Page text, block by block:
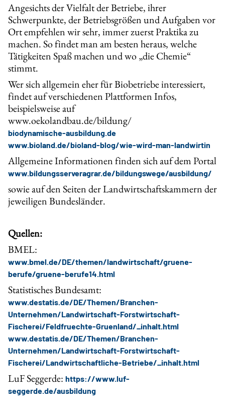
Angesichts der Vielfalt der Betriebe, ihrer
Schwerpunkte, der Betriebsgrößen und Aufgaben vor
Ort empfehlen wir sehr, immer zuerst Praktika zu
machen. So findet man am besten heraus, welche
Tätigkeiten Spaß machen und wo „die Chemie“
stimmt.
Wer sich allgemein eher für Biobetriebe interessiert,
findet auf verschiedenen Plattformen Infos,
beispielsweise auf
www.oekolandbau.de/bildung/
biodynamische-ausbildung.de
www.bioland.de/bioland-blog/wie-wird-man-landwirtin
Allgemeine Informationen finden sich auf dem Portal
www.bildungsserveragrar.de/bildungswege/ausbildung/
sowie auf den Seiten der Landwirtschaftskammern der
jeweiligen Bundesländer.
Quellen:
BMEL:
www.bmel.de/DE/themen/landwirtschaft/gruene-
berufe/gruene-berufe14.html
Statistisches Bundesamt:
www.destatis.de/DE/Themen/Branchen-
Unternehmen/Landwirtschaft-Forstwirtschaft-
Fischerei/Feldfruechte-Gruenland/_inhalt.html
www.destatis.de/DE/Themen/Branchen-
Unternehmen/Landwirtschaft-Forstwirtschaft-
Fischerei/Landwirtschaftliche-Betriebe/_inhalt.html
LuF Seggerde: https://www.luf-
seggerde.de/ausbildung